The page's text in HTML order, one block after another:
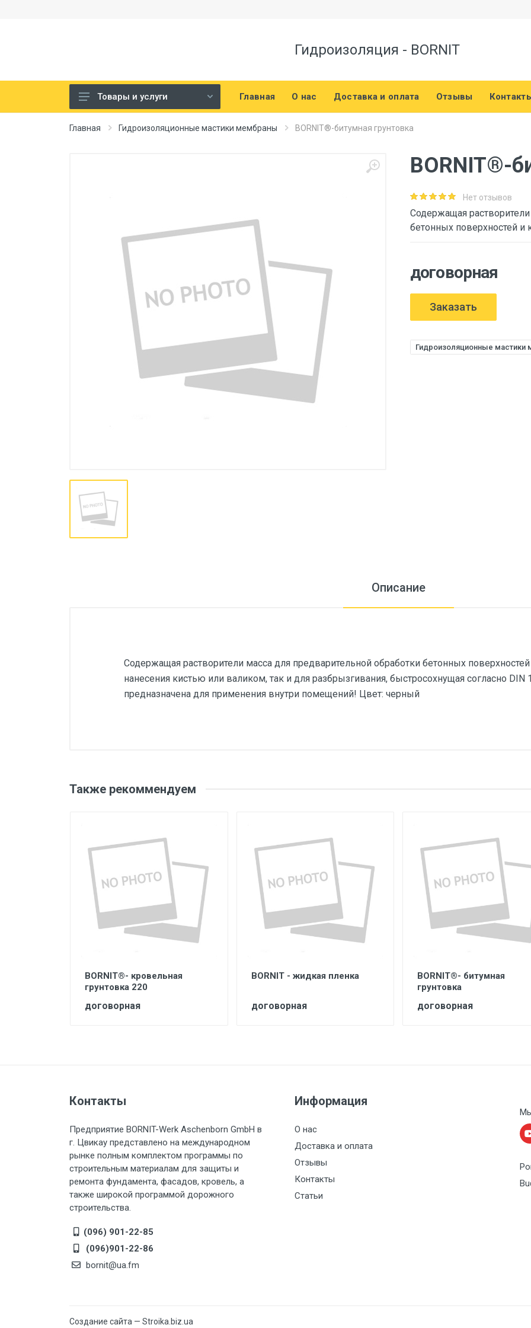
Гидроизоляция - BORNIT
Гидроизоляционные материалы
Товары и услуги Главная О нас Доставка и оплата Отзывы
Главная Гидроизоляционные мастики мембраны BORNIT®-битумная грунтовка
BORNIT®-
Нет отзывов
Содержащая
бетонных поверхностей и
договорная
Заказать
Гидроизоляционные мастики
Описание
Содержащая растворители масса для предварительной обработки бетонных
нанесения кистью или валиком, так и для разбрызгивания, быстросохнущая согласно DIN
предназначена для применения внутри помещений! Цвет: черный
Также рекоммендуем
BORNIT®- кровельная
грунтовка 220
договорная
BORNIT - жидкая пленка
договорная
BORNIT®- битумная
грунтовка
договорная
Контакты
Предприятие BORNIT-Werk Aschenborn GmbH в
г. Цвикау представлено на международном
рынке полным комплектом программы по
строительным материалам для защиты и
ремонта фундамента, фасадов, кровель, а
также широкой программой дорожного
строительства.
(096) 901-22-85
(096)901-22-86
bornit@ua.fm
Информация
О нас
Доставка и оплата
Отзывы
Контакты
Статьи
Создание сайта — Stroika.biz.ua